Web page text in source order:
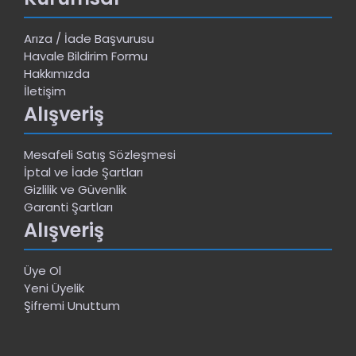
Arıza / İade Başvurusu
Havale Bildirim Formu
Hakkımızda
İletişim
Alışveriş
Mesafeli Satış Sözleşmesi
İptal ve İade Şartları
Gizlilik ve Güvenlik
Garanti Şartları
Alışveriş
Üye Ol
Yeni Üyelik
Şifremi Unuttum